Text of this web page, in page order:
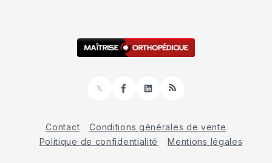
𝕏
FacebookLinkedInRSS
Contact
Conditions générales de vente
Politique de confidentialité
Mentions légales